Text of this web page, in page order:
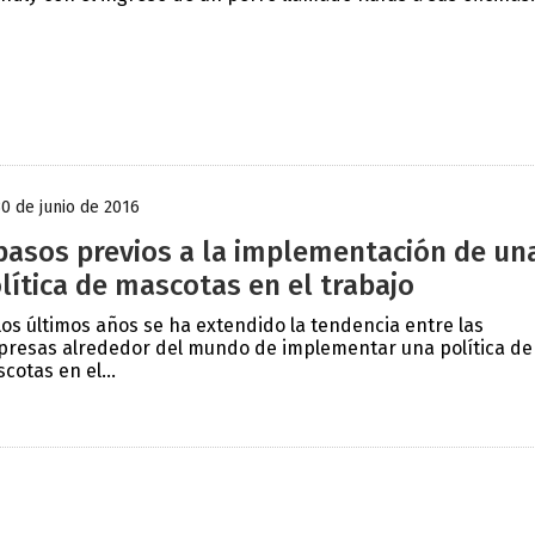
de junio de 2016
previos a la implementación de
de mascotas en el trabajo
últimos años se ha extendido la tendencia entre las
alrededor del mundo de implementar una política de
en el...